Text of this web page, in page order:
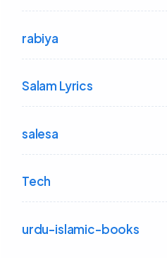
rabiya
Salam Lyrics
salesa
Tech
urdu-islamic-books